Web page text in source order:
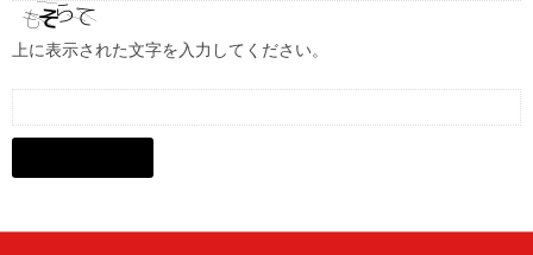
上に表示された文字を入力してください。